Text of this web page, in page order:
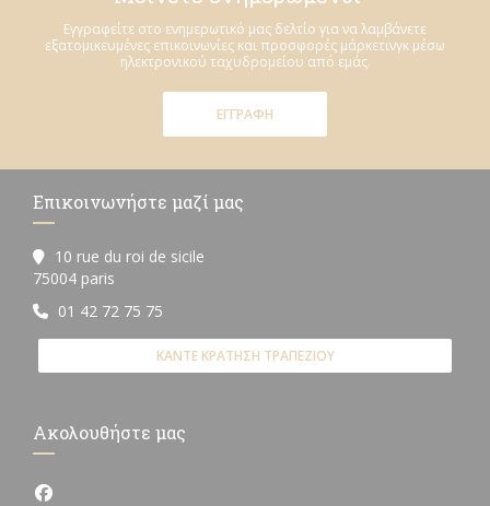
Εγγραφείτε στο ενημερωτικό μας δελτίο για να λαμβάνετε
εξατομικευμένες επικοινωνίες και προσφορές μάρκετινγκ μέσω
ηλεκτρονικού ταχυδρομείου από εμάς.
ΕΓΓΡΑΦΉ
Επικοινωνήστε μαζί μας
10 rue du roi de sicile
75004 paris
01 42 72 75 75
ΚΆΝΤΕ ΚΡΆΤΗΣΗ ΤΡΑΠΕΖΙΟΎ
Ακολουθήστε μας